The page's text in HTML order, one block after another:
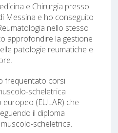
e Chirurgia presso
Messina e ho conseguito
nello stesso
approfondire la gestione
patologie reumatiche e
frequentato corsi
scheletrica
(EULAR) che
il diploma
scheletrica.